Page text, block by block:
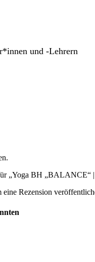
und -Lehrern
für „Yoga BH
eine Rezension